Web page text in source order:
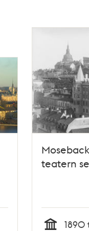
teatern
1890